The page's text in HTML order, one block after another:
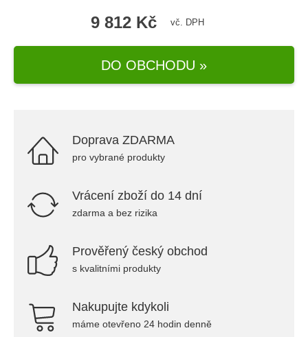
9 812 Kč vč. DPH
DO OBCHODU »
Doprava ZDARMA
pro vybrané produkty
Vrácení zboží do 14 dní
zdarma a bez rizika
Prověřený český obchod
s kvalitními produkty
Nakupujte kdykoli
máme otevřeno 24 hodin denně